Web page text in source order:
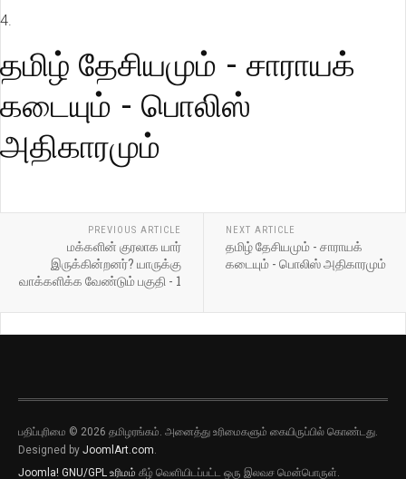
4.
தமிழ் தேசியமும் - சாராயக்
கடையும் - பொலிஸ்
அதிகாரமும்
PREVIOUS ARTICLE
மக்களின் குரலாக யார்
இருக்கின்றனர்? யாருக்கு
வாக்களிக்க வேண்டும் பகுதி - 1
NEXT ARTICLE
தமிழ் தேசியமும் - சாராயக்
கடையும் - பொலிஸ் அதிகாரமும்
பதிப்புரிமை © 2026 தமிழரங்கம். அனைத்து உரிமைகளும் கையிருப்பில் கொண்டது.
Designed by JoomlArt.com.
Joomla! GNU/GPL உரிமம் கீழ் வெளியிடப்பட்ட ஒரு இலவச மென்பொருள்.